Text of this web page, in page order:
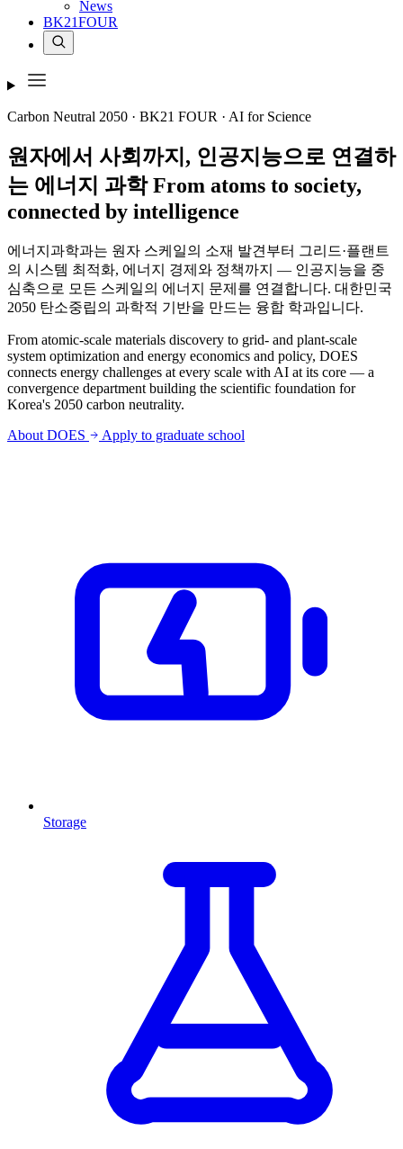
News
BK21FOUR
Carbon Neutral 2050 · BK21 FOUR · AI for Science
원자에서 사회까지, 인공지능으로 연결하
는 에너지 과학From atoms to society,
connected by intelligence
에너지과학과는 원자 스케일의 소재 발견부터 그리드·플랜트
의 시스템 최적화, 에너지 경제와 정책까지 — 인공지능을 중
심축으로 모든 스케일의 에너지 문제를 연결합니다. 대한민국
2050 탄소중립의 과학적 기반을 만드는 융합 학과입니다.
From atomic-scale materials discovery to grid- and plant-scale
system optimization and energy economics and policy, DOES
connects energy challenges at every scale with AI at its core — a
convergence department building the scientific foundation for
Korea's 2050 carbon neutrality.
About DOES
Apply to graduate school
Storage